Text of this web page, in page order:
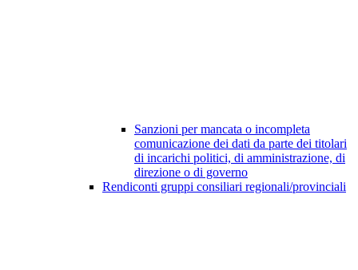
Sanzioni per mancata o incompleta
comunicazione dei dati da parte dei titolari
di incarichi politici, di amministrazione, di
direzione o di governo
Rendiconti gruppi consiliari regionali/provinciali